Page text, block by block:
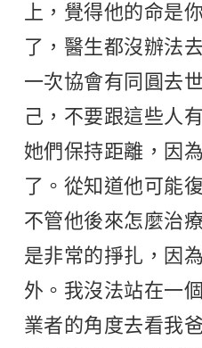
上，覺得他的命是
了，醫生都沒辦法
一次協會有同圓去
己，不要跟這些人
她們保持距離，因
了。從知道他可能
不管他後來怎麼治
是非常的掙扎，因
外。我沒法站在一
業者的角度去看我